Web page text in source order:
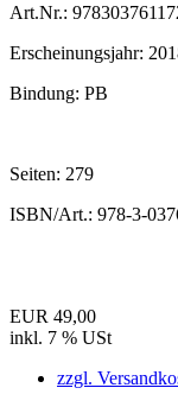
Art.Nr.:
Erscheinungsjahr:
Bindung: PB
Seiten: 279
ISBN/Art.: 978-3-
EUR 49,00
inkl. 7 % USt
zzgl.